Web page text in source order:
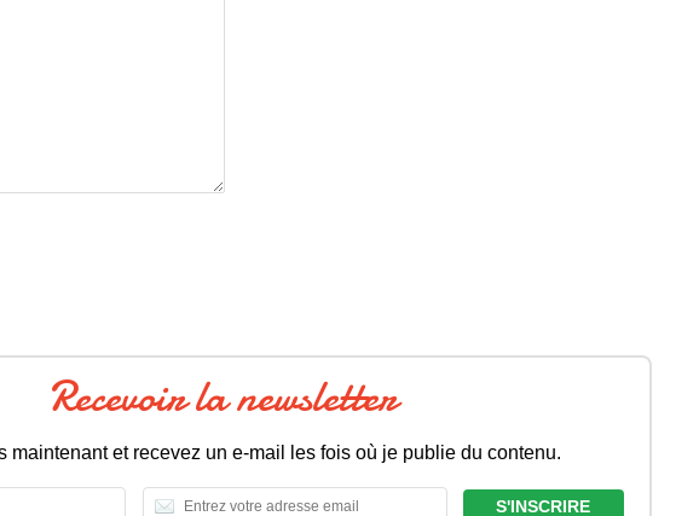
Recevoir la newsletter
maintenant et recevez un e-mail les fois où je publie du contenu.